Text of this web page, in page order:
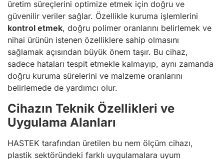
üretim süreçlerini optimize etmek için doğru ve
güvenilir veriler sağlar. Özellikle kuruma işlemlerini
kontrol etmek, doğru polimer oranlarını belirlemek ve
nihai ürünün istenen özelliklere sahip olmasını
sağlamak açısından büyük önem taşır. Bu cihaz,
sadece hataları tespit etmekle kalmayıp, aynı zamanda
doğru kuruma sürelerini ve malzeme oranlarını
belirlemede de yardımcı olur.
Cihazın Teknik Özellikleri ve
Uygulama Alanları
HASTEK tarafından üretilen bu nem ölçüm cihazı,
plastik sektöründeki farklı uygulamalara uyum